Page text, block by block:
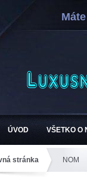
ÚVOD VŠETKO O
stránka NOM